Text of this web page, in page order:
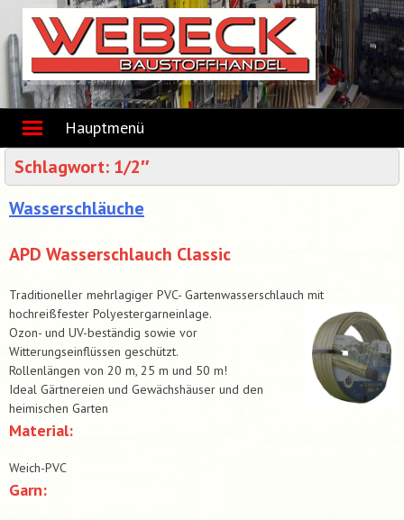
content
Hauptmenü
Schlagwort: 1/2″
Wasserschläuche
APD Wasserschlauch Classic
Traditioneller mehrlagiger PVC- Gartenwasserschlauch mit
hochreißfester Polyestergarneinlage.
Ozon- und UV-beständig sowie vor
Witterungseinflüssen geschützt.
Rollenlängen von 20 m, 25 m und 50 m!
Ideal Gärtnereien und Gewächshäuser und den
heimischen Garten
Material:
Weich-PVC
Garn: